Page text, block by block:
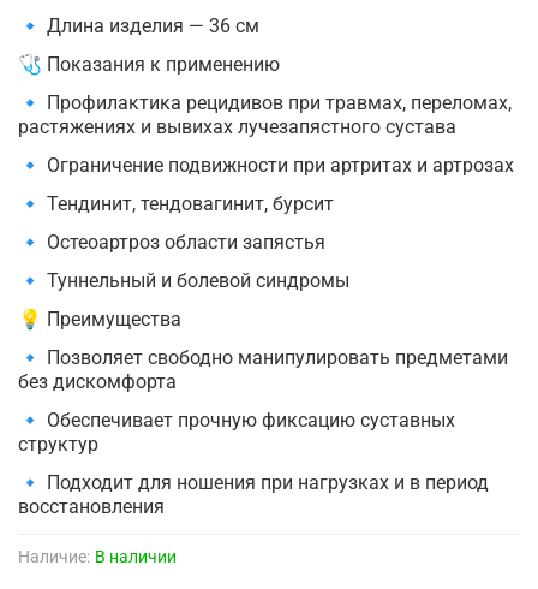
Наличие: В наличии
🔹 Длина изделия — 36 см
🩺 Показания к применению
🔹 Профилактика рецидивов при травмах, переломах,
растяжениях и вывихах лучезапястного сустава
🔹 Ограничение подвижности при артритах и артрозах
🔹 Тендинит, тендовагинит, бурсит
🔹 Остеоартроз области запястья
🔹 Туннельный и болевой синдромы
💡 Преимущества
🔹 Позволяет свободно манипулировать предметами
без дискомфорта
🔹 Обеспечивает прочную фиксацию суставных
структур
🔹 Подходит для ношения при нагрузках и в период
восстановления